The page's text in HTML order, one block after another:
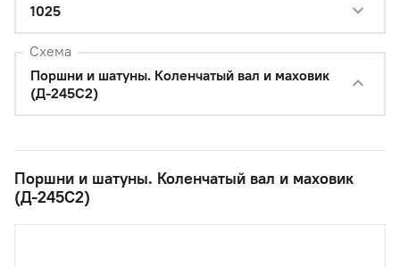
1025
Схема
Поршни и шатуны. Коленчатый вал и маховик
(Д-245С2)
Поршни и шатуны. Коленчатый вал и маховик
(Д-245С2)